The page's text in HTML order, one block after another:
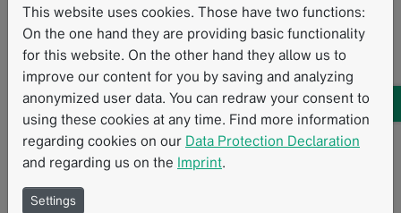
[Translate to German:] Mint Medical has integrated an AI
algorithm developed by The Institute of Cancer Research and
The Royal Marsden into mint Lesion. The solution supports
bone disease assessment and treatment response evaluation in
advanced prostate cancer and multiple myeloma.
This website uses cookies. Those have two functions:
On the one hand they are providing basic functionality
for this website. On the other hand they allow us to
improve our content for you by saving and analyzing
anonymized user data. You can redraw your consent to
using these cookies at any time. Find more information
regarding cookies on our Data Protection Declaration
and regarding us on the Imprint.
Settings